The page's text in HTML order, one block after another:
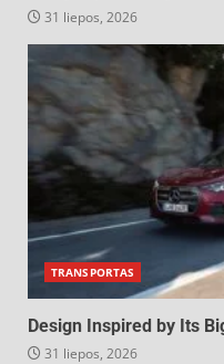
31 liepos, 2026
TRANSPORTAS
Design Inspired by Its
31 liepos, 2026